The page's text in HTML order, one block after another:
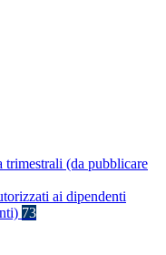
trimestrali (da pubblicare
ai dipendenti
73